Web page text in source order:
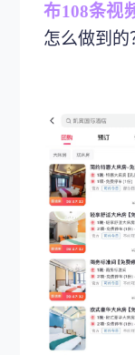
布108条视
怎么做到的